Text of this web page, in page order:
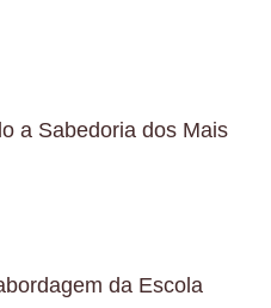
a Sabedoria dos Mais
da Escola